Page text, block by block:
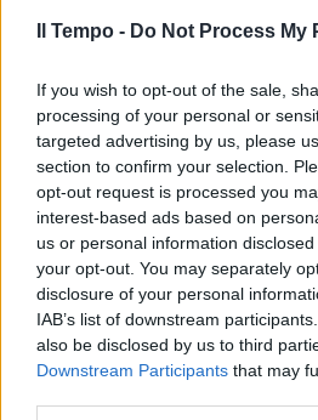
Il Tempo - Do Not Process My
If you wish to opt-out of the sale,
processing of your personal or
targeted advertising by us, please
section to confirm your selection.
opt-out request is processed you
interest-based ads based on
us or personal information
your opt-out. You may separately
disclosure of your personal
IAB’s list of downstream
also be disclosed by us to third
Downstream Participants that may
In evidenza